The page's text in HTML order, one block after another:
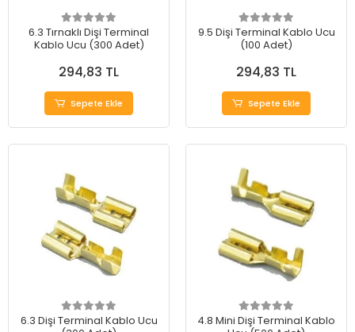
6.3 Tırnaklı Dişi Terminal
Kablo Ucu (300 Adet)
294,83 TL
Sepete Ekle
9.5 Dişi Terminal Kablo Ucu
(100 Adet)
294,83 TL
Sepete Ekle
6.3 Dişi Terminal Kablo Ucu
4.8 Mini Dişi Terminal Kablo